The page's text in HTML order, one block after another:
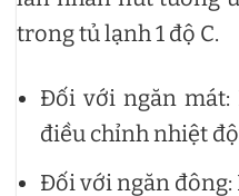
trong tủ lạnh 1 độ C.
Đối với ngăn mát:
điều chỉnh nhiệt độ
Đối với ngăn đông: